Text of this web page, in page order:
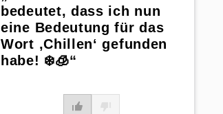
bedeutet, dass ich nun
eine Bedeutung für das
Wort ‚Chillen‘ gefunden
habe! ❄️🧊“